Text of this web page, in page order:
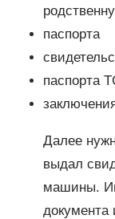
паспорта
паспорта
Далее
выдал
машины.
документа